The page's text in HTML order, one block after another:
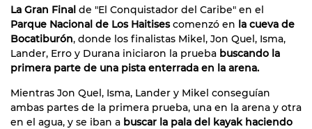
La Gran Final de "El Conquistador del Caribe" en el
Parque Nacional de Los Haitisescomenzó en la cueva de
Bocatiburón, donde los finalistas Mikel, Jon Quel, Isma,
Lander, Erro y Durana iniciaron la prueba buscando la
primera parte de una pista enterrada en la arena.
Mientras Jon Quel, Isma, Lander y Mikel conseguían
ambas partes de la primera prueba, una en la arena y otra
en el agua, y se iban a buscar la pala del kayak haciendo